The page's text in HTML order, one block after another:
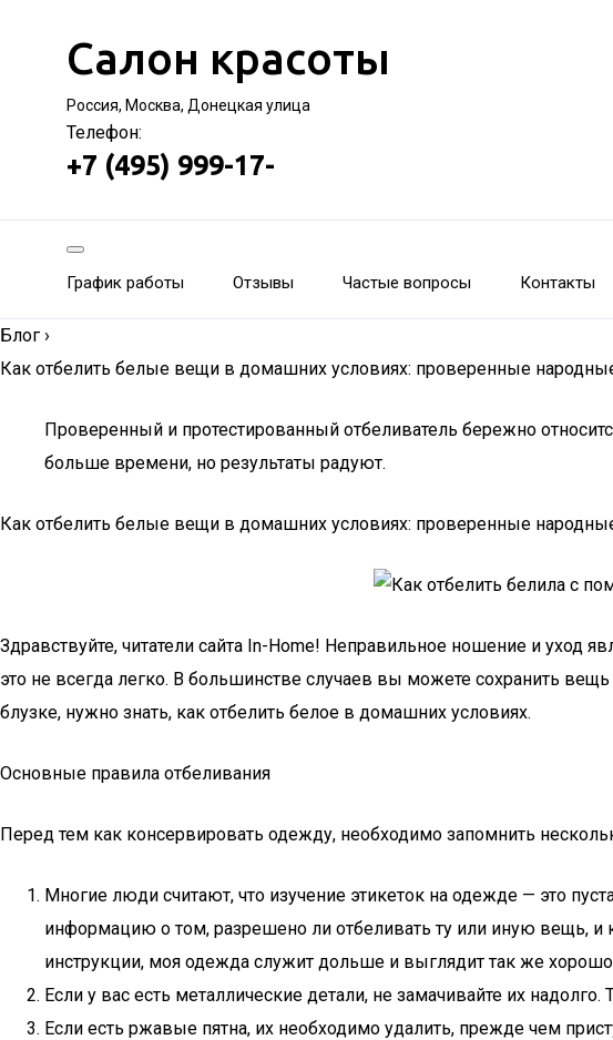
Салон красоты
Россия, Москва, Донецкая улица
Телефон:
+7 (495) 999-17-
График работы Отзывы Частые вопросы Контакты
Блог ›
Как отбелить белые вещи в домашних условиях: проверенные
Проверенный и протестированный отбеливатель бережно
больше времени, но результаты радуют.
Как отбелить белые вещи в домашних условиях: проверенные
Здравствуйте, читатели сайта In-Home! Неправильное ношение и уход
это не всегда легко. В большинстве случаев вы можете сохранить
блузке, нужно знать, как отбелить белое в домашних условиях.
Основные правила отбеливания
Перед тем как консервировать одежду, необходимо запомнить
Многие люди считают, что изучение этикеток на одежде — это
информацию о том, разрешено ли отбеливать ту или иную вещь, и
инструкции, моя одежда служит дольше и выглядит так же
Если у вас есть металлические детали, не замачивайте их
Если есть ржавые пятна, их необходимо удалить, прежде чем